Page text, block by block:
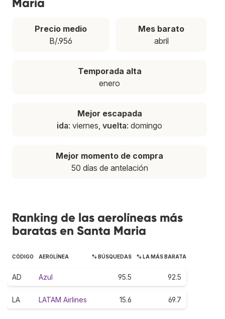
Precio medio
B/.956
Mes barato
abril
Temporada alta
enero
Mejor escapada
ida: viernes, vuelta: domingo
Mejor momento de compra
50 días de antelación
Ranking de las aerolíneas más
baratas en Santa Maria
CÓDIGO AEROLÍNEA % BÚSQUEDAS % LA MÁS BARATA
AD Azul 95.5 92.5
LA LATAM Airlines 15.6 69.7